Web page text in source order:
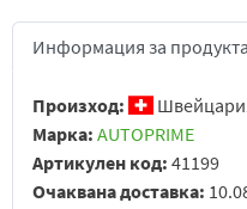
Информация за продукта
Произход:
Марка: AUTOPRIME
Артикулен код: 41199
Очаквана доставка: